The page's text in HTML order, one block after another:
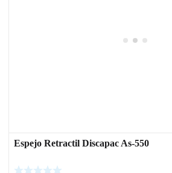
Espejo Retractil Discapac As-550